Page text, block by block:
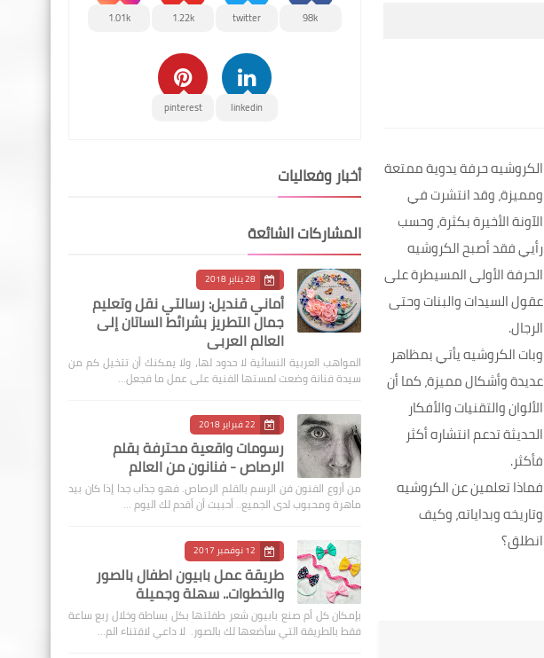
الكروشيه حرفة يدوية ممتعة
ومميزة، وقد انتشرت في
الآونة الأخيرة بكثرة، وحسب
رأيي فقد أصبحالكروشيه
الحرفة الأولى المسيطرة على
عقول السيدات والبنات وحتى
الرجال.
وباتالكروشيهيأتي بمظاهر
عديدة وأشكال مميزة، كما أن
الألوان والتقنيات والأفكار
الحديثة تدعم انتشاره أكثر
فأكثر.
فماذا تعلمين عنالكروشيه
وتاريخه وبداياته، وكيف
انطلق؟
98k
twitter
1.22k
1.01k
linkedin
pinterest
أخبار وفعاليات
المشاركات الشائعة
28 يناير 2018
أماني قنديل: رسالتي نقل وتعليم
جمال التطريز بشرائط الساتان إلى
العالم العربي
المواهب العربية النسائية لا حدود لها، ولا يمكنك أن تتخيل كم من
سيدة فنانة وضعت لمستها الفنية على عمل ما فجعل…
22 فبراير 2018
رسومات واقعية محترفة بقلم
الرصاص - فنانون من العالم
من أروع الفنون فن الرسم بالقلم الرصاص. فهو جذاب جدا إذا كان بيد
ماهرة ومحبوب لدى الجميع.. أحببت أن أقدم لك اليوم …
12 نوفمبر 2017
طريقة عمل بابيون اطفال بالصور
والخطوات.. سهلة وجميلة
بإمكان كل أم صنع بابيون شعر طفلتها بكل بساطة وخلال ربع ساعة
فقط بالطريقة التي سأضعها لك بالصور. لا داعي لاقتناء الم…